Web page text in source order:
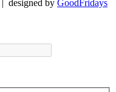
designed by GoodFridays